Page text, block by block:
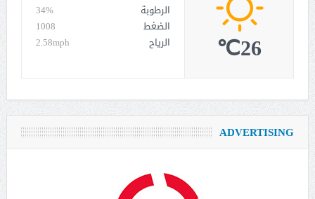
الرطوبة
34%
الضغط
1008
الرياح
2.58mph 26℃
ADVERTISING